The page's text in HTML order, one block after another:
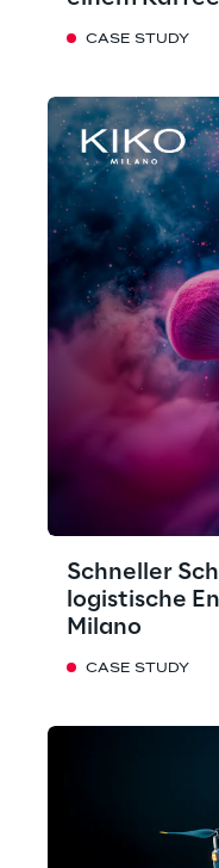
CASE STUDY
Schneller
logistische
Milano
CASE STUDY